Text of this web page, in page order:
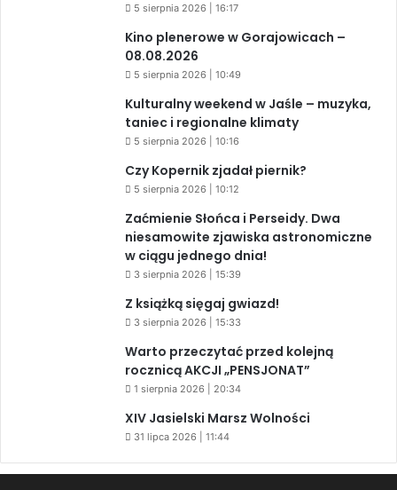
5 sierpnia 2026 | 16:17
Kino plenerowe w Gorajowicach –
08.08.2026
5 sierpnia 2026 | 10:49
Kulturalny weekend w Jaśle – muzyka,
taniec i regionalne klimaty
5 sierpnia 2026 | 10:16
Czy Kopernik zjadał piernik?
5 sierpnia 2026 | 10:12
Zaćmienie Słońca i Perseidy. Dwa
niesamowite zjawiska astronomiczne
w ciągu jednego dnia!
3 sierpnia 2026 | 15:39
Z książką sięgaj gwiazd!
3 sierpnia 2026 | 15:33
Warto przeczytać przed kolejną
rocznicą AKCJI „PENSJONAT”
1 sierpnia 2026 | 20:34
XIV Jasielski Marsz Wolności
31 lipca 2026 | 11:44